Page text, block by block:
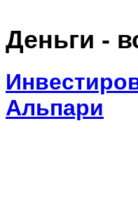
Деньги -
Альпари